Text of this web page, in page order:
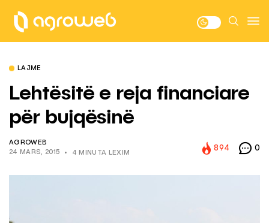
LAJME
Lehtësitë e reja financiare
për bujqësinë
AGROWEB
24 MARS, 2015
4 MINUTA LEXIM
894 0